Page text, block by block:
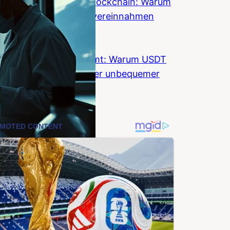
Banken Krypto jetzt vereinnahmen
wollen
Coinzeitung
Stablecoin-KYC kommt: Warum USDT
und USDC fuer Anleger unbequemer
werden
Coinzeitung